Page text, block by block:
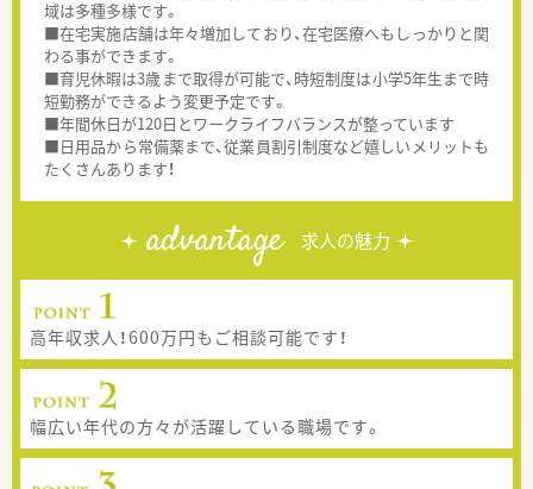
域は多種多様です。
■在宅実施店舗は年々増加しており、在宅医療へもしっかりと関
わる事ができます。
■育児休暇は3歳まで取得が可能で、時短制度は小学5年生まで時
短勤務ができるよう変更予定です。
■年間休日が120日とワークライフバランスが整っています
■日用品から常備薬まで、従業員割引制度など嬉しいメリットも
たくさんあります！
advantage 求人の魅力
高年収求人！600万円もご相談可能です！
幅広い年代の方々が活躍している職場です。